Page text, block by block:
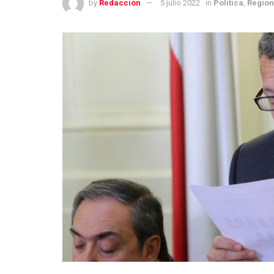
by Redacción 5 julio 2022 in Política